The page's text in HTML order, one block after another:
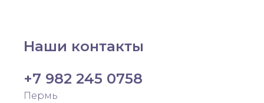
Наши контакты
+7 982 245 0758
Пермь